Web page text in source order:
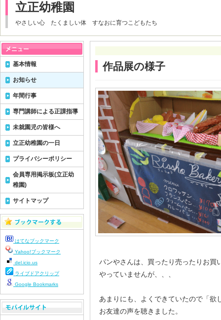
立正幼稚園
やさしい心 たくましい体 すなおに育つこどもたち
作品展の様子
パンやさんは、買ったり売ったりお買
やっていませんが、、、
あまりにも、よくできていたので「欲
お友達の声を聴きました。
基本情報
お知らせ
年間行事
専門講師による正課指導
未就園児の皆様へ
立正幼稚園の一日
プライバシーポリシー
会員専用掲示板(立正幼
稚園)
サイトマップ
はてなブックマーク
Yahoo!ブックマーク
del.icio.us
ライブドアクリップ
Google Bookmarks